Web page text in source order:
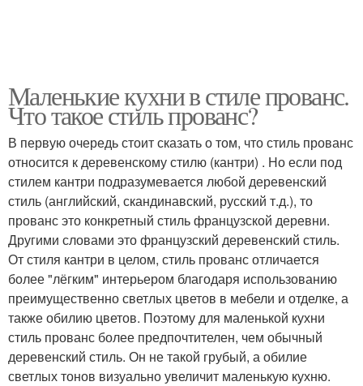
Маленькие кухни в стиле прованс.
Что такое стиль прованс?
В первую очередь стоит сказать о том, что стиль прованс
относится к деревенскому стилю (кантри) . Но если под
стилем кантри подразумевается любой деревенский
стиль (английский, скандинавский, русский т.д.), то
прованс это конкретный стиль французской деревни.
Другими словами это французский деревенский стиль.
От стиля кантри в целом, стиль прованс отличается
более "лёгким" интерьером благодаря использованию
преимущественно светлых цветов в мебели и отделке, а
также обилию цветов. Поэтому для маленькой кухни
стиль прованс более предпочтителен, чем обычный
деревенский стиль. Он не такой грубый, а обилие
светлых тонов визуально увеличит маленькую кухню.